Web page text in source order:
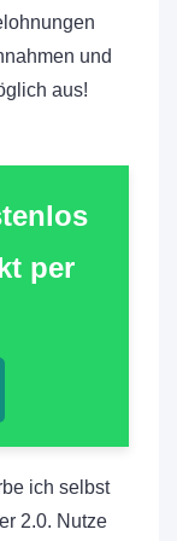
und
aus!
per
ich selbst
2.0. Nutze